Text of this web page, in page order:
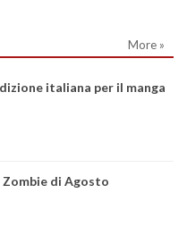
More »
italiana per il manga
di Agosto